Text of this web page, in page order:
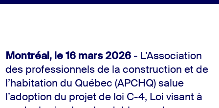
Montréal, le 16 mars 2026 - L’Association
des professionnels de la construction et de
l’habitation du Québec (APCHQ) salue
l’adoption du projet de loi C-4, Loi visant à